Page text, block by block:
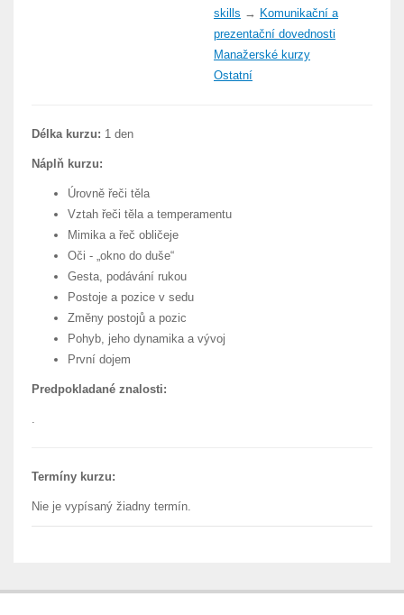
skills → Komunikační a
prezentační dovednosti
Manažerské kurzy
Ostatní
Délka kurzu: 1 den
Náplň kurzu:
Úrovně řeči těla
Vztah řeči těla a temperamentu
Mimika a řeč obličeje
Oči - „okno do duše“
Gesta, podávání rukou
Postoje a pozice v sedu
Změny postojů a pozic
Pohyb, jeho dynamika a vývoj
První dojem
Predpokladané znalosti:
.
Termíny kurzu:
Nie je vypísaný žiadny termín.